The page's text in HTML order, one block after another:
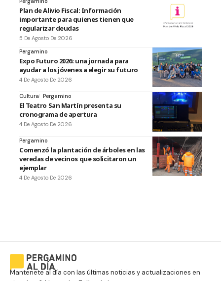
Plan de Alivio Fiscal: Información
importante para quienes tienen que
regularizar deudas
5 De Agosto De 2026
Pergamino
Expo Futuro 2026: una jornada para
ayudar a los jóvenes a elegir su futuro
4 De Agosto De 2026
Cultura Pergamino
El Teatro San Martín presenta su
cronograma de apertura
4 De Agosto De 2026
Pergamino
Comenzó la plantación de árboles en las
veredas de vecinos que solicitaron un
ejemplar
4 De Agosto De 2026
Mantenete al día con las últimas noticias y actualizaciones en